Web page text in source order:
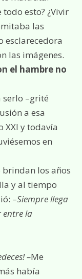
esto? ¿Vivir
las
esclarecedora
las imágenes.
el hambre no
serlo –grité
a esa
XXI y todavía
en
brindan los años
y al tiempo
–Siempre llega
entre la
–Me
había